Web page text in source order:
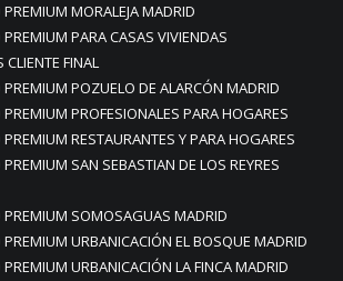
PREMIUM MORALEJA MADRID
PREMIUM PARA CASAS VIVIENDAS
CLIENTE FINAL
PREMIUM POZUELO DE ALARCÓN MADRID
PREMIUM PROFESIONALES PARA HOGARES
PREMIUM RESTAURANTES Y PARA HOGARES
SAN SEBASTIAN DE LOS REYRES
PREMIUM SOMOSAGUAS MADRID
PREMIUM URBANICACIÓN EL BOSQUE MADRID
PREMIUM URBANICACIÓN LA FINCA MADRID